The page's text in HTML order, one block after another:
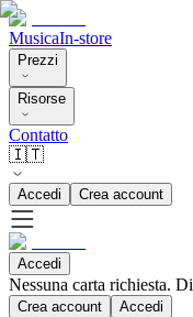
MusicaIn-store
Prezzi
Risorse
Contatto
🇮🇹
Accedi Crea account
Accedi
Nessuna carta richiesta.
Crea account Accedi